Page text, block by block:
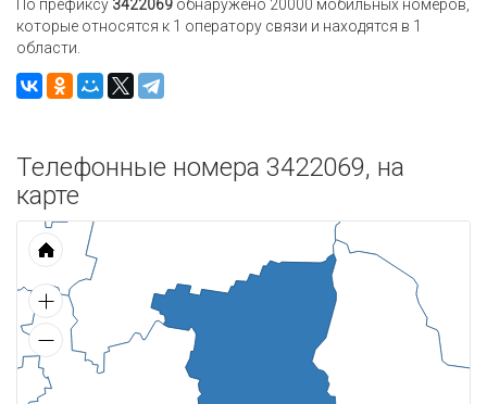
По префиксу 3422069 обнаружено 20000 мобильных номеров,
которые относятся к 1 оператору связи и находятся в 1
области.
Телефонные номера 3422069, на
карте